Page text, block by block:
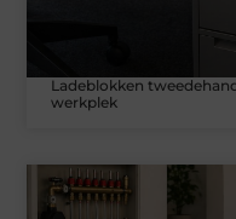
Ladeblokken
werkplek